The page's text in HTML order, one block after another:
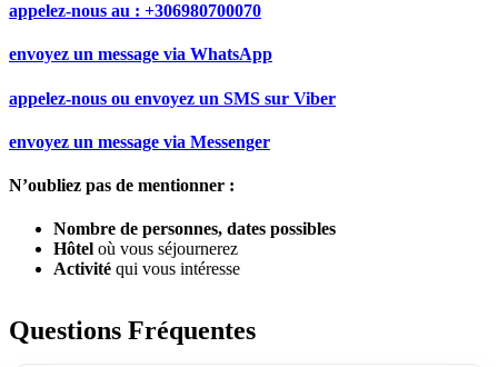
appelez-nous au : +306980700070
envoyez un message via WhatsApp
appelez-nous ou envoyez un SMS sur Viber
envoyez un message via Messenger
N’oubliez pas de mentionner :
Nombre de personnes, dates possibles
Hôtel où vous séjournerez
Activité qui vous intéresse
Questions Fréquentes